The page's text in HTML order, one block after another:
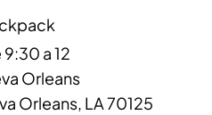
9:30 a 12
Orleans
Orleans, LA 70125